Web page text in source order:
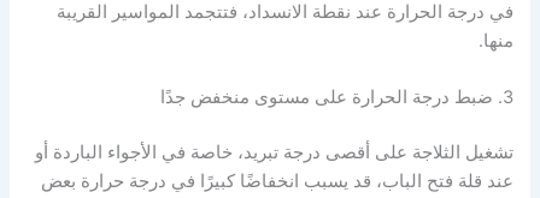
في درجة الحرارة عند نقطة الانسداد، فتتجمد المواسير القريبة
منها.
3. ضبط درجة الحرارة على مستوى منخفض جدًا
تشغيل الثلاجة على أقصى درجة تبريد، خاصة في الأجواء الباردة أو
عند قلة فتح الباب، قد يسبب انخفاضًا كبيرًا في درجة حرارة بعض